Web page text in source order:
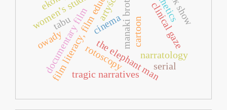
film literacy, film educationmanaki brothers
cinema clinical gaze
the elephant mannarratology
tragic narratives
documentary film cartoon
rotoscopy
women’s studies
tabu
owady
serial
artyści